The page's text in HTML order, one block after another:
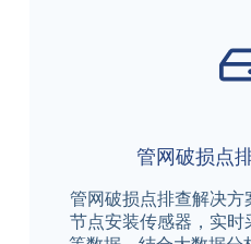
管网破损点
管网破损点排查解决
节点安装传感器，实时